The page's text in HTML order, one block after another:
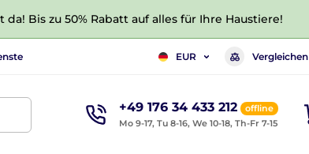
Bis zu 50% Rabatt auf alles für Ihre Haustiere!
EUR Vergleichen
+49 176 34 433 212
offline
Mo 9-17, Tu 8-16, We 10-18, Th-Fr 7-15